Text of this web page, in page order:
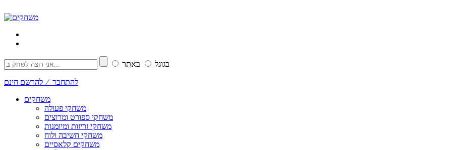
בגוגל באתר
להתחבר ⁄ להרשם חינם
משחקים
משחקי פעולה
משחקי ספורט ומרוצים
משחקי זריזות ומיומנות
משחקי חשיבה ולוח
משחקים קלאסיים